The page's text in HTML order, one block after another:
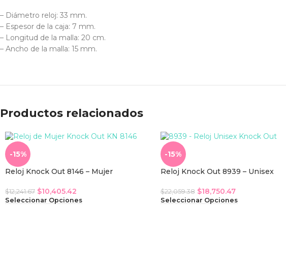
– Diámetro reloj: 33 mm.
– Espesor de la caja: 7 mm.
– Longitud de la malla: 20 cm.
– Ancho de la malla: 15 mm.
Productos relacionados
-15%
Reloj Knock Out 8146 – Mujer
$12,241.67 $10,405.42
Seleccionar Opciones
-15%
Reloj Knock Out 8939 – Unisex
$22,059.38 $18,750.47
Seleccionar Opciones